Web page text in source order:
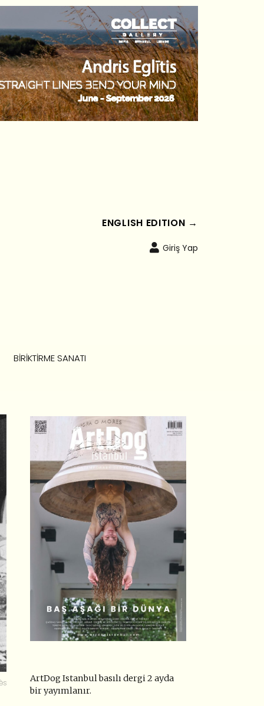
ENGLISH EDITION →
Giriş Yap
BIRIKTIRME SANATI
ArtDog Istanbul basılı dergi 2 ayda
bir yayımlanır.